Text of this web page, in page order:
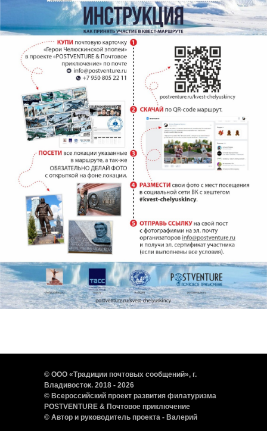
© ООО «Традиции почтовых сообщений», г.
Владивосток. 2018 - 2026
© Всероссийский проект развития филатуризма
POSTVENTURE & Почтовое приключение
© Автор и руководитель проекта - Валерий